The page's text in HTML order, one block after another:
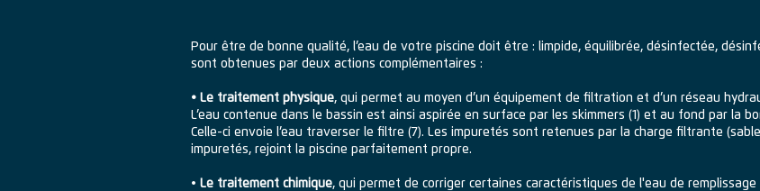
Pour être de bonne qualité, l’eau de votre piscine doit être : limpide, équilibrée, désinfectée,
sont obtenues par deux actions complémentaires :
• Le traitement physique, qui permet au moyen d’un équipement de filtration et d’un réseau
L’eau contenue dans le bassin est ainsi aspirée en surface par les skimmers (1) et au fond par la
Celle-ci envoie l’eau traverser le filtre (7). Les impuretés sont retenues par la charge filtrante
impuretés, rejoint la piscine parfaitement propre.
• Le traitement chimique, qui permet de corriger certaines caractéristiques de l'eau de